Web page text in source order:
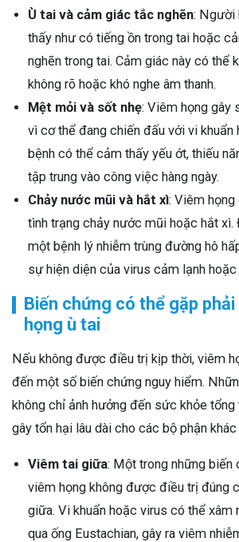
Ù tai và cảm giác tắc nghẽn: Người
thấy như có tiếng ồn trong tai hoặc
nghẽn trong tai. Cảm giác này có thể
không rõ hoặc khó nghe âm thanh.
Mệt mỏi và sốt nhẹ: Viêm họng gây
vì cơ thể đang chiến đấu với vi
bệnh có thể cảm thấy yếu ớt, thiếu
tập trung vào công việc hàng ngày.
Chảy nước mũi và hắt xì: Viêm
tình trạng chảy nước mũi hoặc hắt xì.
một bệnh lý nhiễm trùng đường hô
sự hiện diện của virus cảm lạnh hoặc
Biến chứng có thể gặp
họng ù tai
Nếu không được điều trị kịp thời, viêm
đến một số biến chứng nguy hiểm.
không chỉ ảnh hưởng đến sức khỏe
gây tổn hại lâu dài cho các bộ phận
Viêm tai giữa: Một trong những biến
viêm họng không được điều trị đúng
giữa. Vi khuẩn hoặc virus có thể xâm
qua ống Eustachian, gây ra viêm